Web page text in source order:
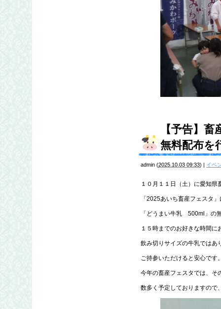
【予告】
無料配布を
admin (2025.10.03 09:33) | イベ
１０月１１日（土）に愛知
「2025あいち畜産フェスタ
「どうまい牛乳 500ml」の
１５時までのお好きな時間
飲み切りサイズの牛乳ではあ
ご持参いただけると安心です
今年の畜産フェスタでは、そ
数多く予定しておりますので